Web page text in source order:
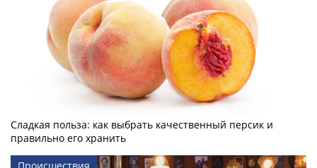
Сладкая польза: как выбрать качественный персик и
правильно его хранить